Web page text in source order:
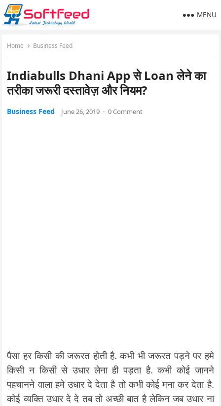
MENU
Home Business Feed
Indiabulls Dhani App से Loan लेने का
तरीका जरूरी दस्तावेज़ और नियम?
Business Feed June 26, 2019 · 0 Comment
पैसा हर किसी की जरूरत होती है. कभी भी जरूरत पड़ने पर हमे
किसी न किसी से उधार लेना ही पड़ता है. कभी कोई जानने
पहचानने वाला हमे उधार दे देता है तो कभी कोई मना कर देता है.
कोई व्यक्ति उधार दे दे तब तो अच्छी बात है लेकिन जब उधार ना